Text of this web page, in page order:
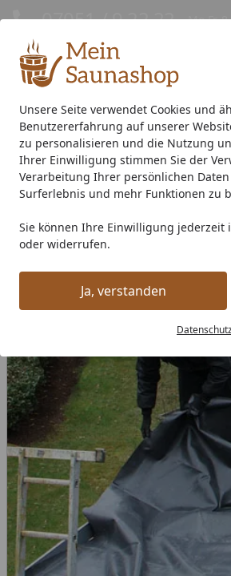
Unsere Seite verwendet Cookies und
Benutzererfahrung auf unserer
zu personalisieren und die Nutzung
Ihrer Einwilligung stimmen Sie der
Verarbeitung Ihrer persönlichen
Surferlebnis und mehr Funktionen zu
Sie können Ihre Einwilligung jederzeit
oder widerrufen.
Ja, verstanden
07051 / 9 22 22 Mo-Fr.
Außensauna Indoor-Sauna
Saunahersteller % Sale %
Startseite